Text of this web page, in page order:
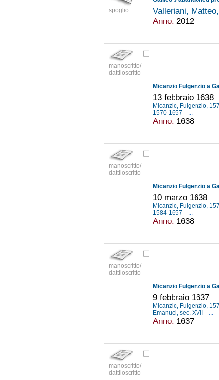
spoglio
Valleriani,
Anno: 2012
manoscritto/
dattiloscritto
Micanzio Fulgenzio a
13 febbraio 1638
Micanzio, Fulgenzio,
1570-1657
...
Anno: 1638
manoscritto/
dattiloscritto
Micanzio Fulgenzio a
10 marzo 1638
Micanzio, Fulgenzio,
1584-1657
Anno: 1638
manoscritto/
dattiloscritto
Micanzio Fulgenzio a
9 febbraio 1637
Micanzio, Fulgenzio,
Emanuel, sec. XVII
Anno: 1637
manoscritto/
dattiloscritto